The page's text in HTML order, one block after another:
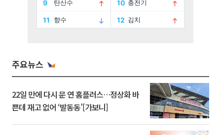
주요뉴스
22일 만에 다시 문 연 홈플러스…정상화 바
쁜데 재고 없어 ‘발동동’[가보니]